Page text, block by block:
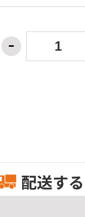
配送する